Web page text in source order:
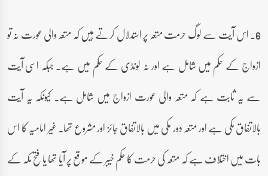
6۔ اس آیت سے لوگ حرمت متعہ پر استدلال کرتے ہیں کہ متعہ والی عورت نہ تو
ازواج کے حکم میں شامل ہے اور نہ لونڈی کے حکم میں ہے۔ جبکہ اسی آیت
سے یہ ثابت ہے کہ متعہ والی عورت ازواج میں شامل ہے۔ کیونکہ یہ آیت
بالاتفاق مکی ہے اور متعہ دور مکی میں بالاتفاق جائز اور مشروع تھا۔ غیر امامیہ کا اس
بات میں اختلاف ہے کہ متعہ کی حرمت کا حکم خیبر کے موقع پر آیا تھا یا فتح مکہ کے